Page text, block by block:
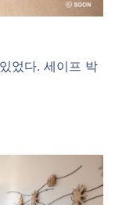
었다. 세이프 박